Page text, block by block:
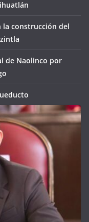
la construcción del
de Naolinco por